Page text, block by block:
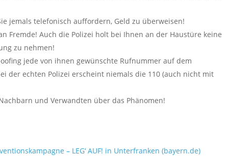
jemals telefonisch auffordern, Geld zu überweisen!
Fremde! Auch die Polizei holt bei Ihnen an der Haustüre keine
zu nehmen!
jede von ihnen gewünschte Rufnummer auf dem
der echten Polizei erscheint niemals die 110 (auch nicht mit
und Verwandten über das Phänomen!
– LEG‘ AUF! in Unterfranken (bayern.de)